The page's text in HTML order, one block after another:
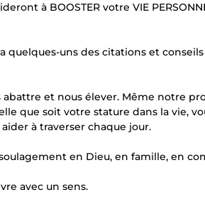
à BOOSTER votre VIE
quelques-uns des citations et
abattre et nous élever. Même notre
que soit votre stature dans la vie,
à traverser chaque jour.
en Dieu, en famille, en
avec un sens.